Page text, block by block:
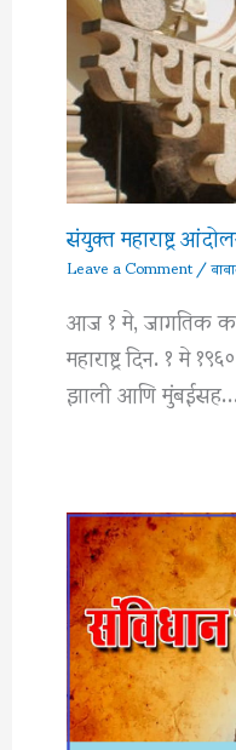
संयुक्त महाराष्ट्र
Leave a Comment/
आज १ मे, जागतिक
महाराष्ट्र दिन. १ मे
झाली आणि मुंबईसह…